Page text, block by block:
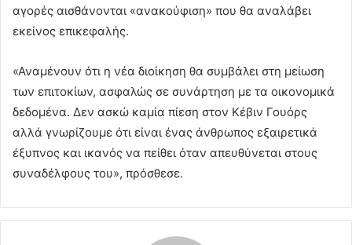
αγορές αισθάνονται «ανακούφιση» που θα αναλάβει
εκείνος επικεφαλής.
«Αναμένουν ότι η νέα διοίκηση θα συμβάλει στη μείωση
των επιτοκίων, ασφαλώς σε συνάρτηση με τα οικονομικά
δεδομένα. Δεν ασκώ καμία πίεση στον Κέβιν Γουόρς
αλλά γνωρίζουμε ότι είναι ένας άνθρωπος εξαιρετικά
έξυπνος και ικανός να πείθει όταν απευθύνεται στους
συναδέλφους του», πρόσθεσε.